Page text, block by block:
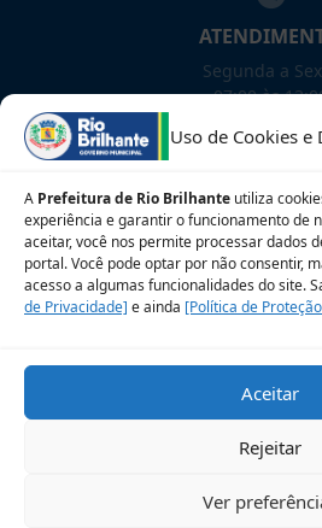
Uso de Cookies e
A Prefeitura de Rio Brilhante utiliza
experiência e garantir o funcionamento de
aceitar, você nos permite processar dados
portal. Você pode optar por não consentir,
acesso a algumas funcionalidades do site.
de Privacidade] e ainda [Política de
Aceitar
Rejeitar
Ver
Segunda a
07:00 às
NOSSAS
Siga para
Sobre a LGPD
03.681.582/